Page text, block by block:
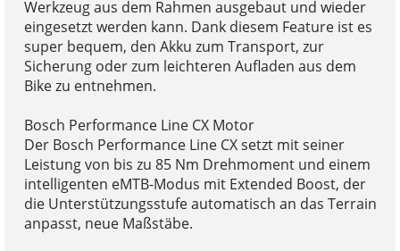
Werkzeug aus dem Rahmen ausgebaut und wieder
eingesetzt werden kann. Dank diesem Feature ist es
super bequem, den Akku zum Transport, zur
Sicherung oder zum leichteren Aufladen aus dem
Bike zu entnehmen.
Bosch Performance Line CX Motor
Der Bosch Performance Line CX setzt mit seiner
Leistung von bis zu 85 Nm Drehmoment und einem
intelligenten eMTB-Modus mit Extended Boost, der
die Unterstützungsstufe automatisch an das Terrain
anpasst, neue Maßstäbe.